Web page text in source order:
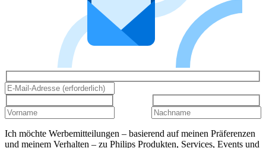
Ich möchte Werbemitteilungen – basierend auf meinen Präferenzen
und meinem Verhalten – zu Philips Produkten, Services, Events und